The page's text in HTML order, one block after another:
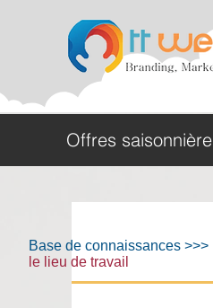
Offres
Base de connaissances >>>
le lieu de travail